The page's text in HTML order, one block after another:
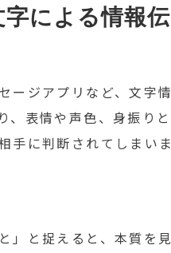
による情報伝
ージアプリなど、文字情
、表情や声色、身振りと
手に判断されてしまいま
」と捉えると、本質を見